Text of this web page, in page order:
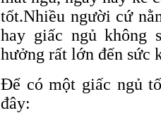
tốt.Nhiều người cứ
hay giấc ngủ không
hưởng rất lớn đến sức
Để có một giấc ngủ
đây: